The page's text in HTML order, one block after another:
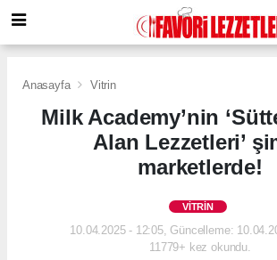
Anasayfa Vitrin
Milk Academy’nin
Alan Lezzetleri’
marketlerde!
VITRIN
10.04.2025 - 12:05, Güncelleme:
11779+ kez okundu.